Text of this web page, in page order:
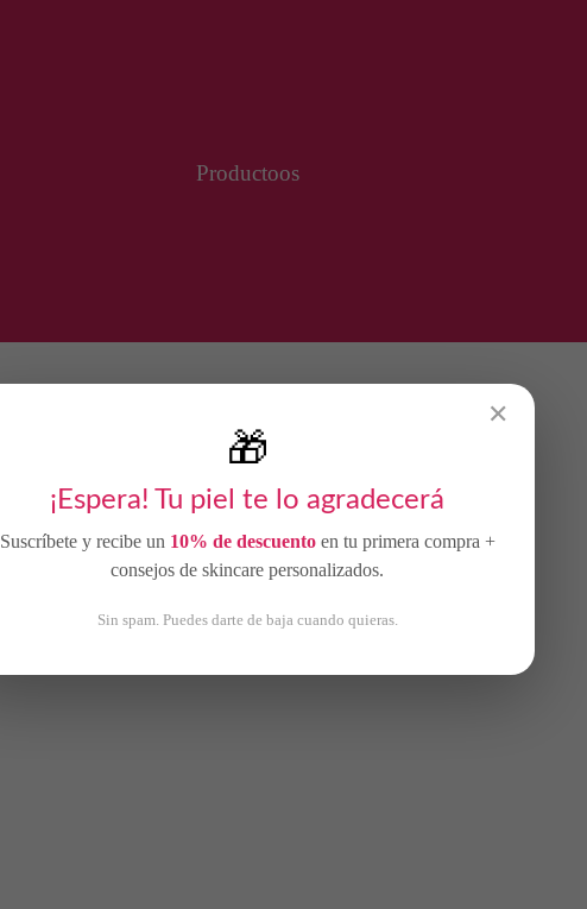
Productoos
✕
🎁
¡Espera! Tu piel te lo agradecerá
Suscríbete y recibe un 10% de descuentoen tu primera compra +
consejos de skincare personalizados.
Sin spam. Puedes darte de baja cuando quieras.